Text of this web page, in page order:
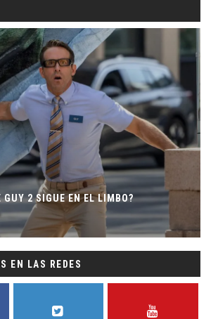
GUY 2 SIGUE EN EL LIMBO?
EN LAS REDES